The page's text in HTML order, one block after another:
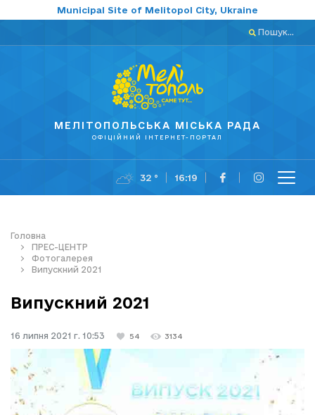
Municipal Site of Melitopol City, Ukraine
Пошук...
МЕЛІТОПОЛЬСЬКА МІСЬКА РАДА
ОФІЦІЙНИЙ ІНТЕРНЕТ-ПОРТАЛ
32 ° 16:19
Головна
ПРЕС-ЦЕНТР
Фотогалерея
Випускний 2021
Випускний 2021
16 липня 2021 г. 10:53 54 3134